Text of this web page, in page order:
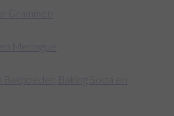
Grammen
Meringue
Baking Soda en